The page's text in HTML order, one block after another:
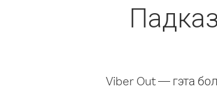
Viber Out — гэта